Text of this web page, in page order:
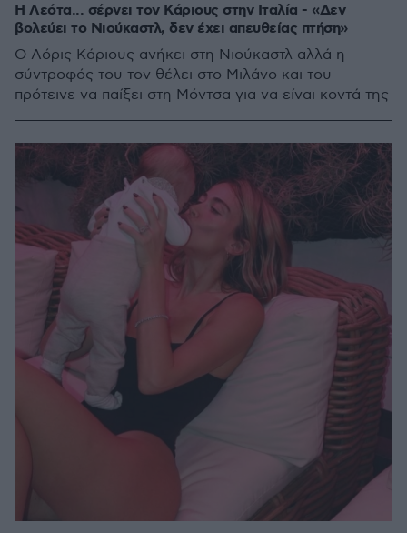
H Λεότα... σέρνει τον Κάριους στην Ιταλία - «Δεν
βολεύει το Νιούκαστλ, δεν έχει απευθείας πτήση»
Ο Λόρις Κάριους ανήκει στη Νιούκαστλ αλλά η
σύντροφός του τον θέλει στο Μιλάνο και του
πρότεινε να παίξει στη Μόντσα για να είναι κοντά της